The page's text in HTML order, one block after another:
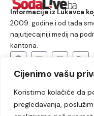
Cijenimo vašu
Koristimo kolačiće da
pregledavanja,
Informacije iz Lukavca
2009. godine i od tada
najutjecajniji medij na
kantona.
Lukavac Društvo
Kultura
Kolumne